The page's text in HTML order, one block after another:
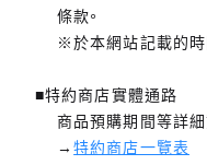
條款。
※於本網站記載的時
■特約商店實體通路
商品預購期間等詳細
→特約商店一覽表